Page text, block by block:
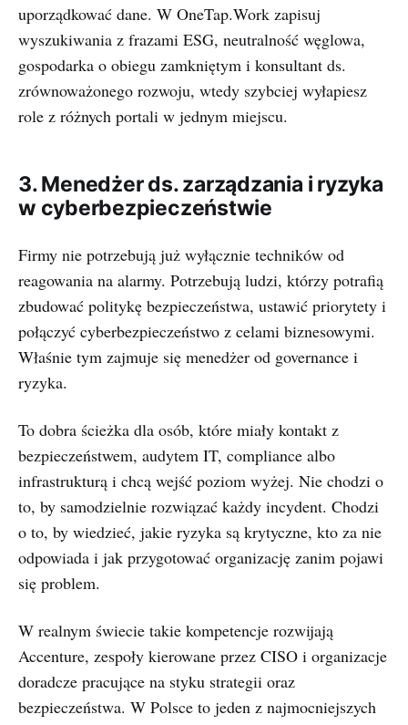
uporządkować dane. W OneTap.Work zapisuj
wyszukiwania z frazami ESG, neutralność węglowa,
gospodarka o obiegu zamkniętym i konsultant ds.
zrównoważonego rozwoju, wtedy szybciej wyłapiesz
role z różnych portali w jednym miejscu.
3. Menedżer ds. zarządzania i ryzyka
w cyberbezpieczeństwie
Firmy nie potrzebują już wyłącznie techników od
reagowania na alarmy. Potrzebują ludzi, którzy potrafią
zbudować politykę bezpieczeństwa, ustawić priorytety i
połączyć cyberbezpieczeństwo z celami biznesowymi.
Właśnie tym zajmuje się menedżer od governance i
ryzyka.
To dobra ścieżka dla osób, które miały kontakt z
bezpieczeństwem, audytem IT, compliance albo
infrastrukturą i chcą wejść poziom wyżej. Nie chodzi o
to, by samodzielnie rozwiązać każdy incydent. Chodzi
o to, by wiedzieć, jakie ryzyka są krytyczne, kto za nie
odpowiada i jak przygotować organizację zanim pojawi
się problem.
W realnym świecie takie kompetencje rozwijają
Accenture, zespoły kierowane przez CISO i organizacje
doradcze pracujące na styku strategii oraz
bezpieczeństwa. W Polsce to jeden z najmocniejszych